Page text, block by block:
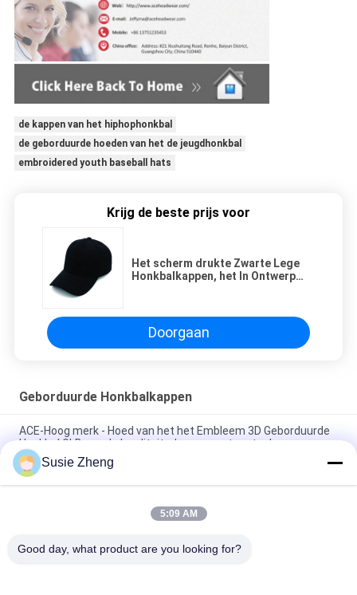
de kappen van het hiphophonkbal
de geborduurde hoeden van het de jeugdhonkbal
embroidered youth baseball hats
Krijg de beste prijs voor
Het scherm drukte Zwarte Lege
Honkbalkappen, het In Ontwerp
Doorgaan
Geborduurde Honkbalkappen
ACE-Hoog merk - Hoed van het het Embleem 3D Geborduurde
Honkbal GLB van de kwaliteitsdouane met metaalgesp
100% polyester 6 Comité Honkbalglb Stevige Klassieke Zes
Comité Ongestructureerde Papahoed
Vrachtwagenchauffeur Gebogen Rand Zes Comité Embleem
Susie Zheng
5:09 AM
Good day, what product are you looking for?